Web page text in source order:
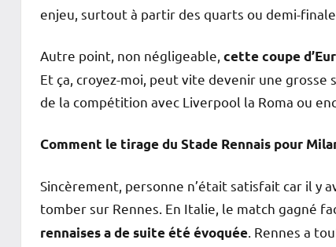
enjeu, surtout à partir des quarts ou demi-
Autre point, non négligeable, cette coupe
Et ça, croyez-moi, peut vite devenir une
de la compétition avec Liverpool la Roma ou
Comment le tirage du Stade Rennais pour
Sincèrement, personne n’était satisfait car il y
tomber sur Rennes. En Italie, le match gagné
rennaises a de suite été évoquée . Rennes a